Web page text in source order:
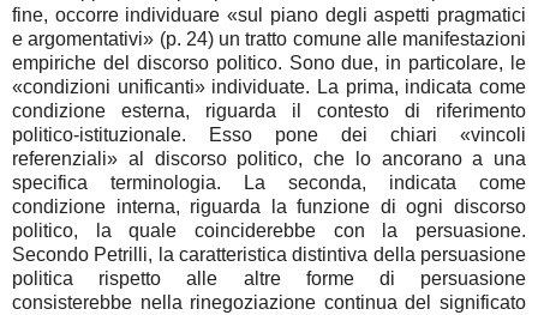
fine, occorre individuare «sul piano degli aspetti pragmatici
e argomentativi» (p. 24) un tratto comune alle manifestazioni
empiriche del discorso politico. Sono due, in particolare, le
«condizioni unificanti» individuate. La prima, indicata come
condizione esterna, riguarda il contesto di riferimento
politico-istituzionale. Esso pone dei chiari «vincoli
referenziali» al discorso politico, che lo ancorano a una
specifica terminologia. La seconda, indicata come
condizione interna, riguarda la funzione di ogni discorso
politico, la quale coinciderebbe con la persuasione.
Secondo Petrilli, la caratteristica distintiva della persuasione
politica rispetto alle altre forme di persuasione
consisterebbe nella rinegoziazione continua del significato